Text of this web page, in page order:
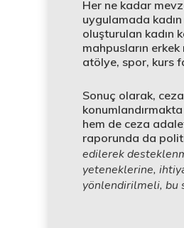
Her ne kadar
uygulamada
oluşturulan kadın
mahpusların
atölye, spor, kurs
Sonuç olarak,
hem de ceza
raporunda da
edilerek
yeteneklerine,
yönlendirilmeli, bu